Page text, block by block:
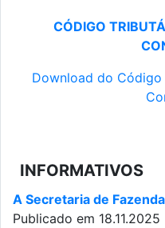
CÓDIGO
Download do
INFORMATIVOS
A Secretaria de
Publicado em 18.11.2025